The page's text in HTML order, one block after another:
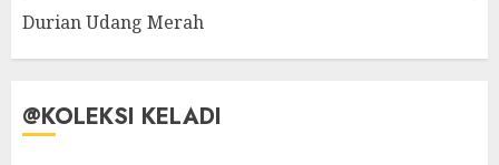
Durian Udang Merah
@KOLEKSI KELADI